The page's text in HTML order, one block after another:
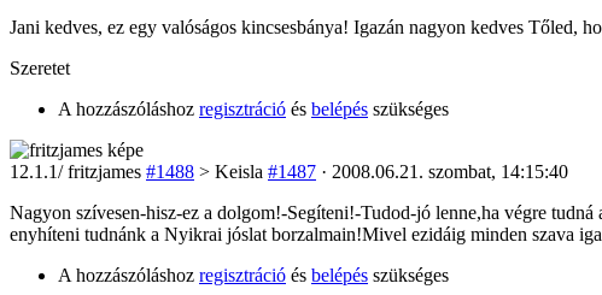
Jani kedves, ez egy valóságos kincsesbánya! Igazán nagyon kedves Tőled,
Szeretet
A hozzászóláshoz regisztráció és belépés szükséges
12.1.1/fritzjames #1488 > Keisla #1487 · 2008.06.21. szombat, 14:15:40
Nagyon szívesen-hisz-ez a dolgom!-Segíteni!-Tudod-jó lenne,ha végre
enyhíteni tudnánk a Nyikrai jóslat borzalmain!Mivel ezidáig minden szava
A hozzászóláshoz regisztráció és belépés szükséges